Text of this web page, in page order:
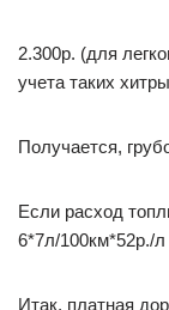
2.300р. (для
учета таких
Получается,
Если расход
6*7л/100км*52р./л
Итак, платная